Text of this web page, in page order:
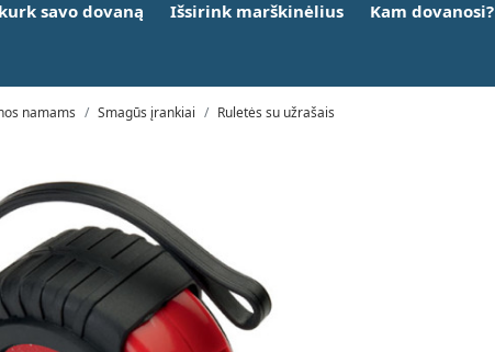
savo dovaną Išsirink marškinėlius Kam dovanosi?
namams Smagūs įrankiai Ruletės su užrašais